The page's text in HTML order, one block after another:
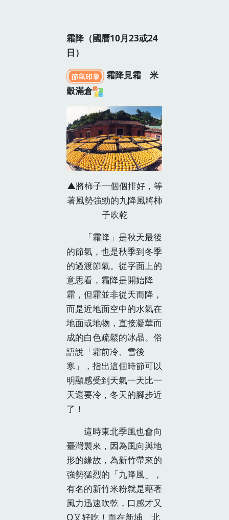
霜降（國曆10月23或24
日）
霜降見霜 米
穀滿倉
▲將柿子一個個排好，等
著風勢強勁的九降風將柿
子吹乾
「霜降」是秋天最後
的節氣，也是秋季到冬季
的過渡節氣。從字面上的
意思看，霜降是開始降
霜，但霜並非從天而降，
而是近地面空中的水氣在
地面或地物，直接凝華而
成的白色疏鬆的冰晶。俗
語說「霜前冷、雪後
寒」，指出這個時節可以
明顯感受到天氣一天比一
天還要冷，冬天的腳步近
了！
這時東北季風也會向
臺灣襲來，因為風向與地
形的緣故，為新竹帶來的
強勢猛烈的「九降風」，
有名的新竹米粉就是藉著
風力迅速吹乾，口感才又
Q又好吃！而在新埔、北